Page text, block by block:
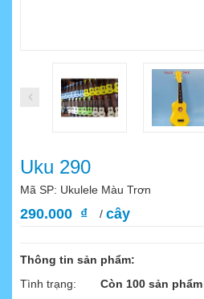
Uku 290
Mã SP: Ukulele Màu Trơn
290.000 ₫ / cây
Thông tin sản phẩm:
Tình trạng:
Còn 100 sản phẩm